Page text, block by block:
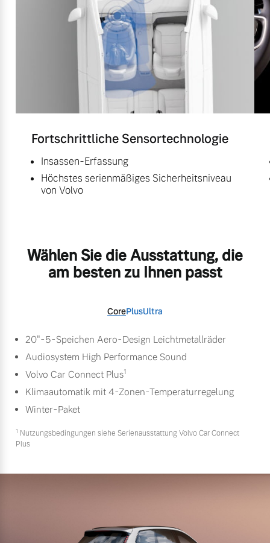
Fortschrittliche Sensortechnologie
Insassen-Erfassung
Höchstes serienmäßiges Sicherheitsniveau
von Volvo
Wählen Sie die Ausstattung, die
am besten zu Ihnen passt
CorePlusUltra
20"-5-Speichen Aero-Design Leichtmetallräder
Audiosystem High Performance Sound
Volvo Car Connect Plus1
Klimaautomatik mit 4-Zonen-Temperaturregelung
Winter-Paket
1 Nutzungsbedingungen siehe Serienausstattung Volvo Car Connect
Plus